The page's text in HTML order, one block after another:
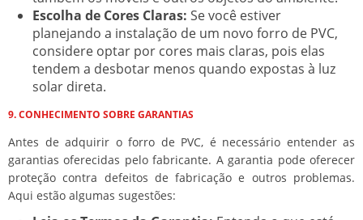
Escolha de Cores Claras: Se você estiver
planejando a instalação de um novo forro de PVC,
considere optar por cores mais claras, pois elas
tendem a desbotar menos quando expostas à luz
solar direta.
9. CONHECIMENTO SOBRE GARANTIAS
Antes de adquirir o forro de PVC, é necessário entender as
garantias oferecidas pelo fabricante. A garantia pode oferecer
proteção contra defeitos de fabricação e outros problemas.
Aqui estão algumas sugestões: